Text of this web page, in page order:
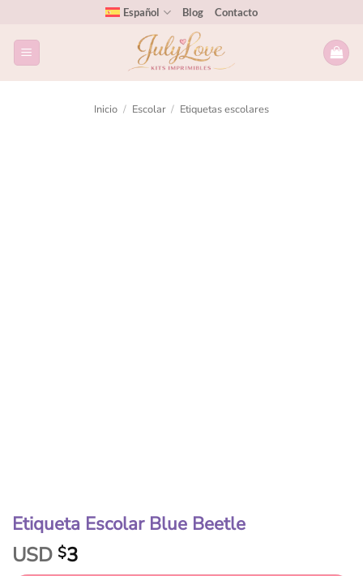
Español Blog Contacto
Inicio / Escolar / Etiquetas escolares
Etiqueta Escolar Blue Beetle
USD $3